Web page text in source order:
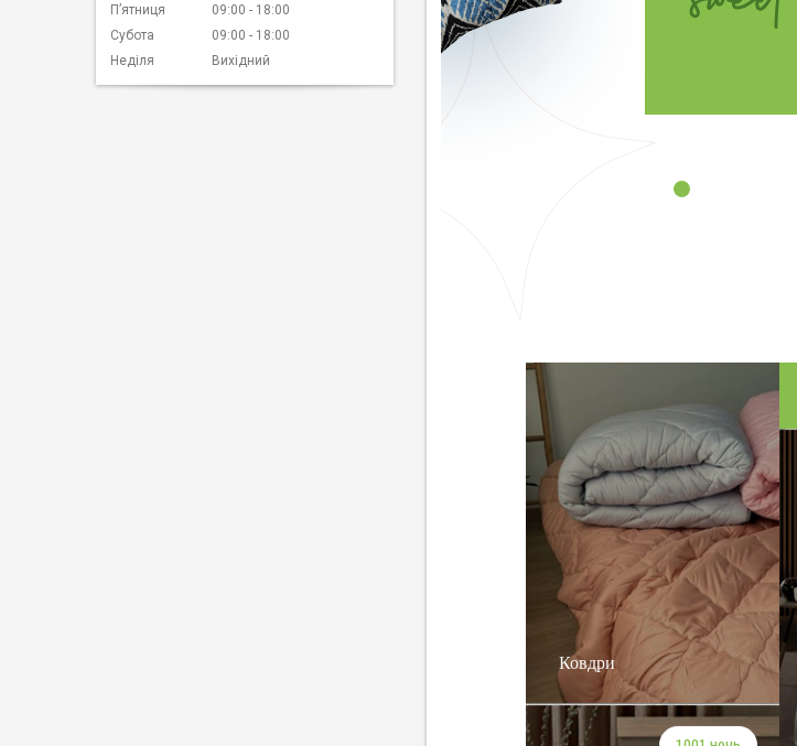
Ковдри
Пʼятниця
09:00
18:00
Субота
09:00
18:00
Неділя
Вихідний